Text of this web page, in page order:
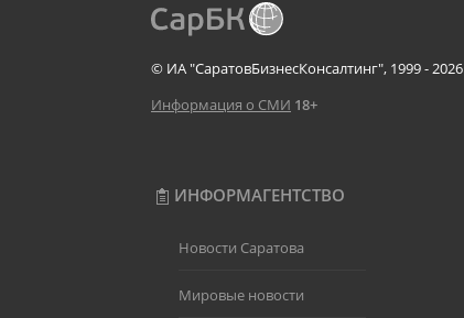
© ИА "СаратовБизнесКонсалтинг", 1999 - 2026
Информация о СМИ 18+
ИНФОРМАГЕНТСТВО
Новости Саратова
Мировые новости